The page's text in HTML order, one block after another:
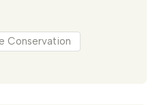
Conservation